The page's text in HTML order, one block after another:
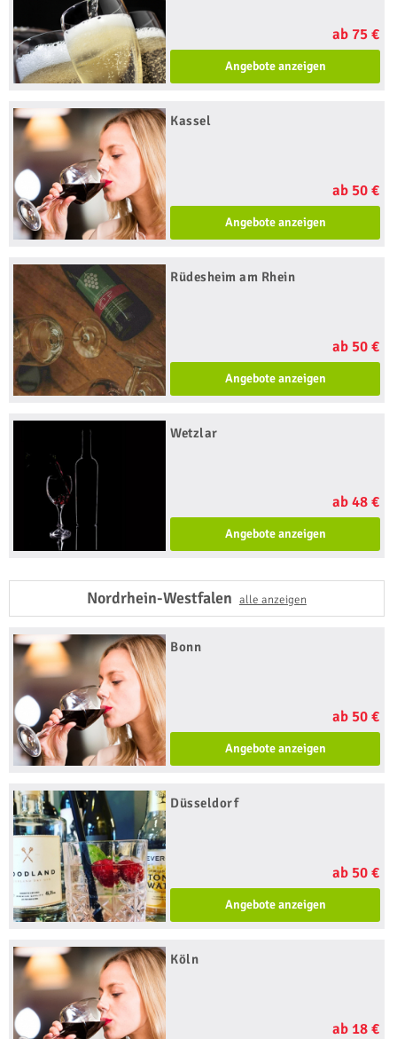
ab 75 €
Angebote anzeigen
Kassel
ab 50 €
Angebote anzeigen
Rüdesheim am Rhein
ab 50 €
Angebote anzeigen
Wetzlar
ab 48 €
Angebote anzeigen
Nordrhein-Westfalen alle anzeigen
Bonn
ab 50 €
Angebote anzeigen
Düsseldorf
ab 50 €
Angebote anzeigen
Köln
ab 18 €